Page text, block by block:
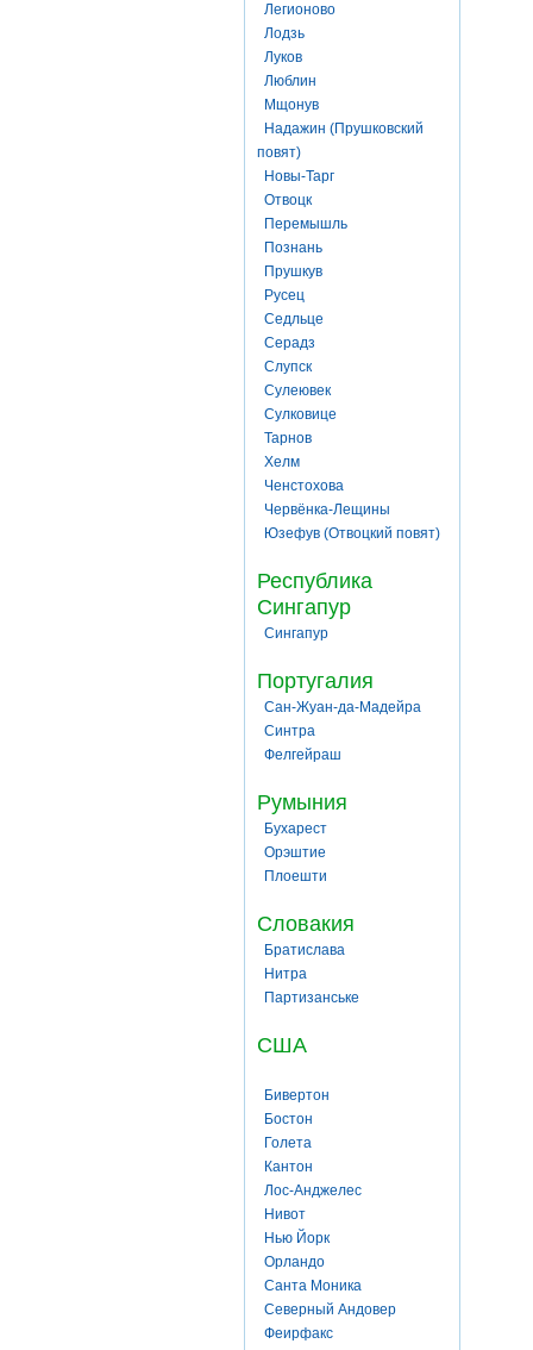
Легионово
Лодзь
Луков
Люблин
Мщонув
Надажин (Прушковский
повят)
Новы-Тарг
Отвоцк
Перемышль
Познань
Прушкув
Русец
Седльце
Серадз
Слупск
Сулеювек
Сулковице
Тарнов
Хелм
Ченстохова
Червёнка-Лещины
Юзефув (Отвоцкий повят)
Республика
Сингапур
Сингапур
Португалия
Сан-Жуан-да-Мадейра
Синтра
Фелгейраш
Румыния
Бухарест
Орэштие
Плоешти
Словакия
Братислава
Нитра
Партизанське
США
Бивертон
Бостон
Голета
Кантон
Лос-Анджелес
Нивот
Нью Йорк
Орландо
Санта Моника
Северный Андовер
Феирфакс